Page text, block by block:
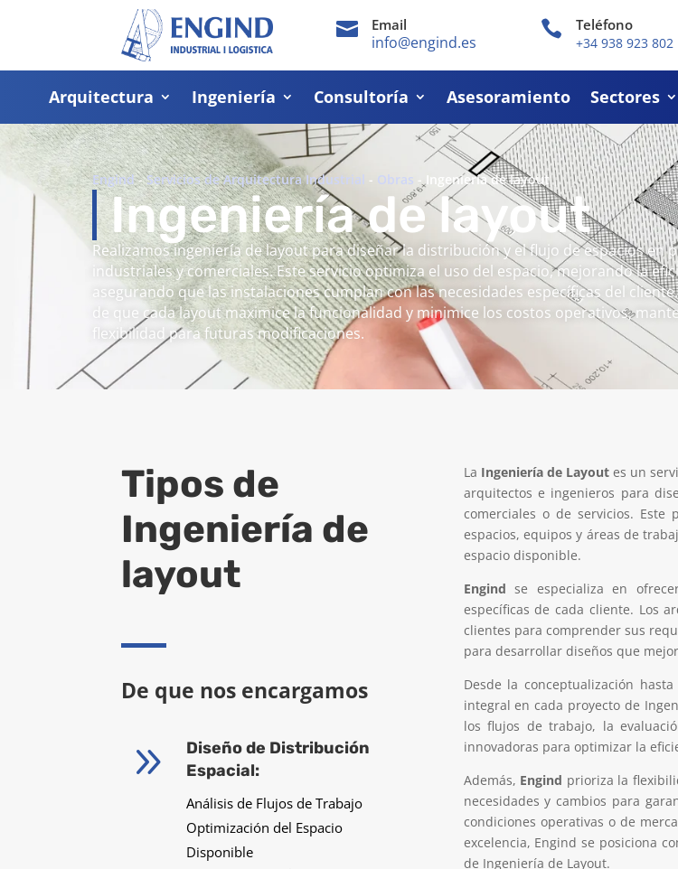
 Email
info@engind.es
 Teléfono
+34 938 923 802
Arquitectura Ingeniería Consultoría Asesoramiento Sectores
Engind-Servicios de Arquitectura Industrial - Obras - Ingeniería de layout
Ingeniería de layout
Realizamos ingeniería de layout para diseñar la distribución y el flujo de espacios en
industriales y comerciales. Este servicio optimiza el uso del espacio, mejorando la
asegurando que las instalaciones cumplan con las necesidades específicas del
de que cada layout maximice la funcionalidad y minimice los costos operativos,
flexibilidad para futuras modificaciones.
Tipos de
Ingeniería de
layout
De que nos encargamos
9
Diseño de Distribución
Espacial:
Análisis de Flujos de Trabajo
Optimización del Espacio
Disponible
La Ingeniería de Layoutes un
arquitectos e ingenieros para
comerciales o de servicios. Este
espacios, equipos y áreas de
espacio disponible.
Engind se especializa en
específicas de cada cliente. Los
clientes para comprender sus
para desarrollar diseños que
Desde la conceptualización
integral en cada proyecto de
los flujos de trabajo, la
innovadoras para optimizar la
Además, Engind prioriza la
necesidades y cambios para
condiciones operativas o de
excelencia, Engind se posiciona
de Ingeniería de Layout.